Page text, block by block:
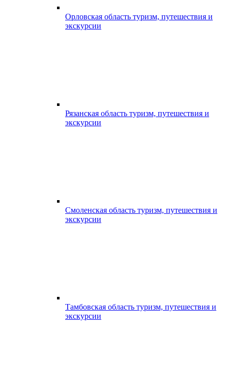
Орловская область туризм, путешествия и
экскурсии
Рязанская область туризм, путешествия и
экскурсии
Смоленская область туризм, путешествия и
экскурсии
Тамбовская область туризм, путешествия и
экскурсии